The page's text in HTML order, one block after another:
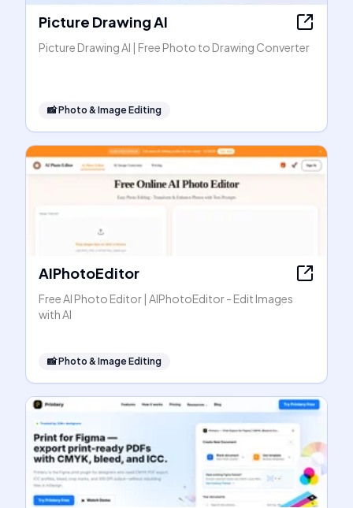
Picture Drawing AI
Picture Drawing AI | Free Photo to Drawing Converter
📸Photo & Image Editing
AIPhotoEditor
Free AI Photo Editor | AIPhotoEditor - Edit Images
with AI
📸Photo & Image Editing